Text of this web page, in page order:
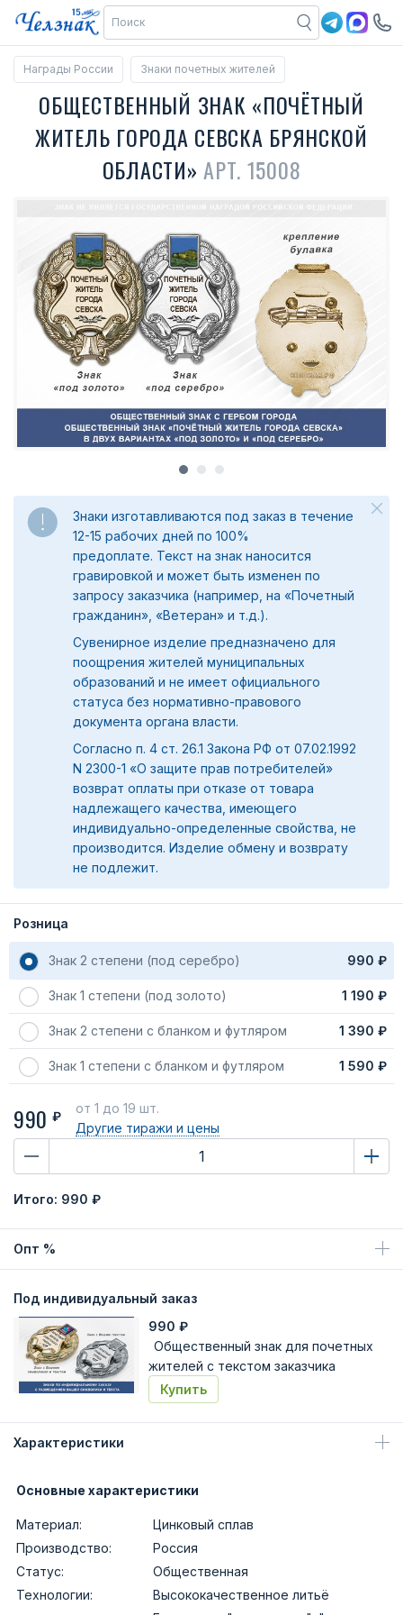
Награды России Знаки почетных жителей
ОБЩЕСТВЕННЫЙ ЗНАК «ПОЧЁТНЫЙ
ЖИТЕЛЬ ГОРОДА СЕВСКА БРЯНСКОЙ
ОБЛАСТИ»АРТ. 15008
Знаки изготавливаются под заказ в течение
12-15 рабочих дней по 100%
предоплате. Текст на знак наносится
гравировкой и может быть изменен по
запросу заказчика (например, на «Почетный
гражданин», «Ветеран» и т.д.).
Сувенирное изделие предназначено для
поощрения жителей муниципальных
образований и не имеет официального
статуса без нормативно-правового
документа органа власти.
Согласно п. 4 ст. 26.1 Закона РФ от 07.02.1992
N 2300-1 «О защите прав потребителей»
возврат оплаты при отказе от товара
надлежащего качества, имеющего
индивидуально-определенные свойства, не
производится. Изделие обмену и возврату
не подлежит.
Розница
Знак 2 степени (под серебро) 990 ₽
Знак 1 степени (под золото) 1 190 ₽
Знак 2 степени с бланком и футляром 1 390 ₽
Знак 1 степени с бланком и футляром 1 590 ₽
990 ₽
от 1 до 19 шт.
Другие тиражии цены
Итого: 990 ₽
Опт %
Под индивидуальный заказ
990 ₽
Общественный знак для почетных
жителей с текстом заказчика
Купить
Характеристики
Основные характеристики
Материал:
Цинковый сплав
Производство:
Россия
Статус:
Общественная
Технологии:
Высококачественное литьё